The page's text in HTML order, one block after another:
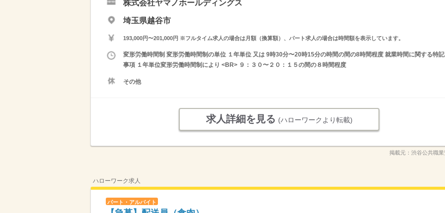
株式会社ヤマノホールディングス
埼玉県越谷市
193,000円〜201,000円 ※フルタイム求人の場合は月額（換算額）、パート求人の場合は時間額を表示しています。
変形労働時間制 変形労働時間制の単位 １年単位 又は 9時30分〜20時15分の時間の間の8時間程度 就業時間に関する特記
事項 １年単位変形労働時間制により <BR> ９：３０〜２０：１５の間の８時間程度
その他
求人詳細を見る (ハローワークより転載)
掲載元： 渋谷公共職
ハローワーク求人
パート・アルバイト